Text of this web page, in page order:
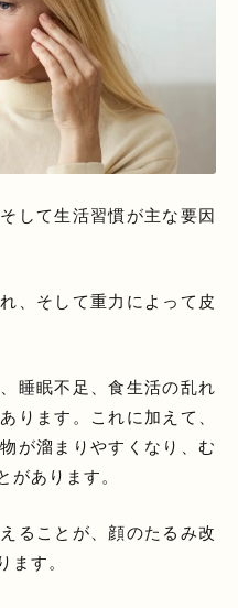
して生活習慣が主な要因
、そして重力によって皮
睡眠不足、食生活の乱れ
ります。これに加えて、
が溜まりやすくなり、む
があります。
ることが、顔のたるみ改
ます。